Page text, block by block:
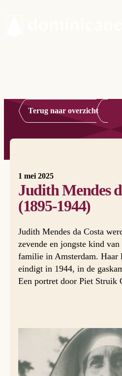
Terug naar overzicht
1 mei 2025
Judith Mendes
(1895-1944)
Judith Mendes da Costa
zevende en jongste kind van
familie in Amsterdam. Haar
eindigt in 1944, in de
Een portret door Piet Struik
Zuster Judith, haar levensverhaal
ontroert.